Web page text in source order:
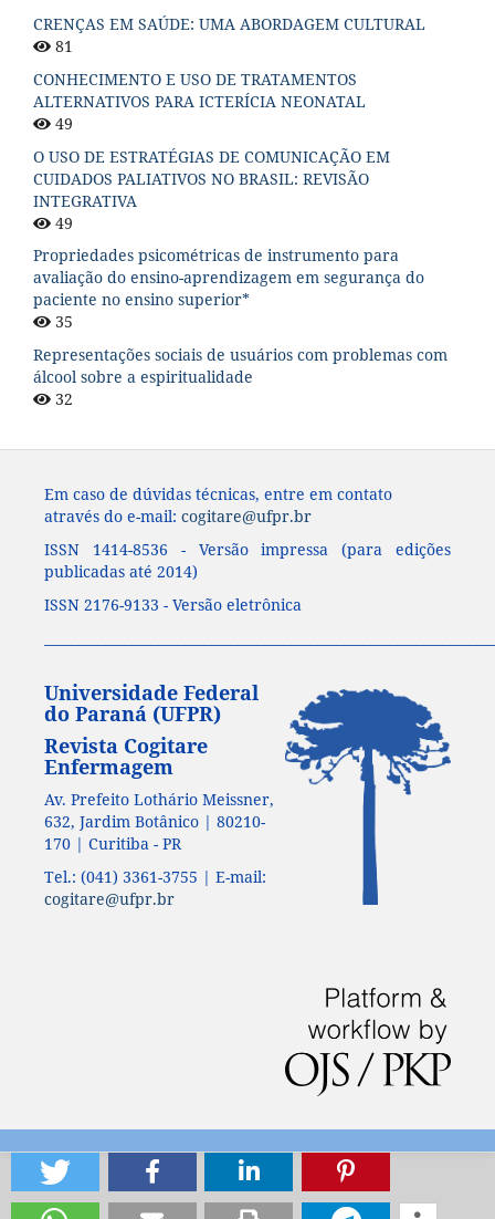
CRENÇAS EM SAÚDE: UMA ABORDAGEM CULTURAL
81
CONHECIMENTO E USO DE TRATAMENTOS
ALTERNATIVOS PARA ICTERÍCIA NEONATAL
49
O USO DE ESTRATÉGIAS DE COMUNICAÇÃO EM
CUIDADOS PALIATIVOS NO BRASIL: REVISÃO
INTEGRATIVA
49
Propriedades psicométricas de instrumento para
avaliação do ensino-aprendizagem em segurança do
paciente no ensino superior*
35
Representações sociais de usuários com problemas com
álcool sobre a espiritualidade
32
Em caso de dúvidas técnicas, entre em contato
através do e-mail: cogitare@ufpr.br
ISSN 1414-8536 - Versão impressa (para edições
publicadas até 2014)
ISSN 2176-9133 - Versão eletrônica
Universidade Federal
do Paraná (UFPR)
Revista Cogitare
Enfermagem
Av. Prefeito Lothário Meissner,
632, Jardim Botânico | 80210-
170 | Curitiba - PR
Tel.: (041) 3361-3755 | E-mail:
cogitare@ufpr.br